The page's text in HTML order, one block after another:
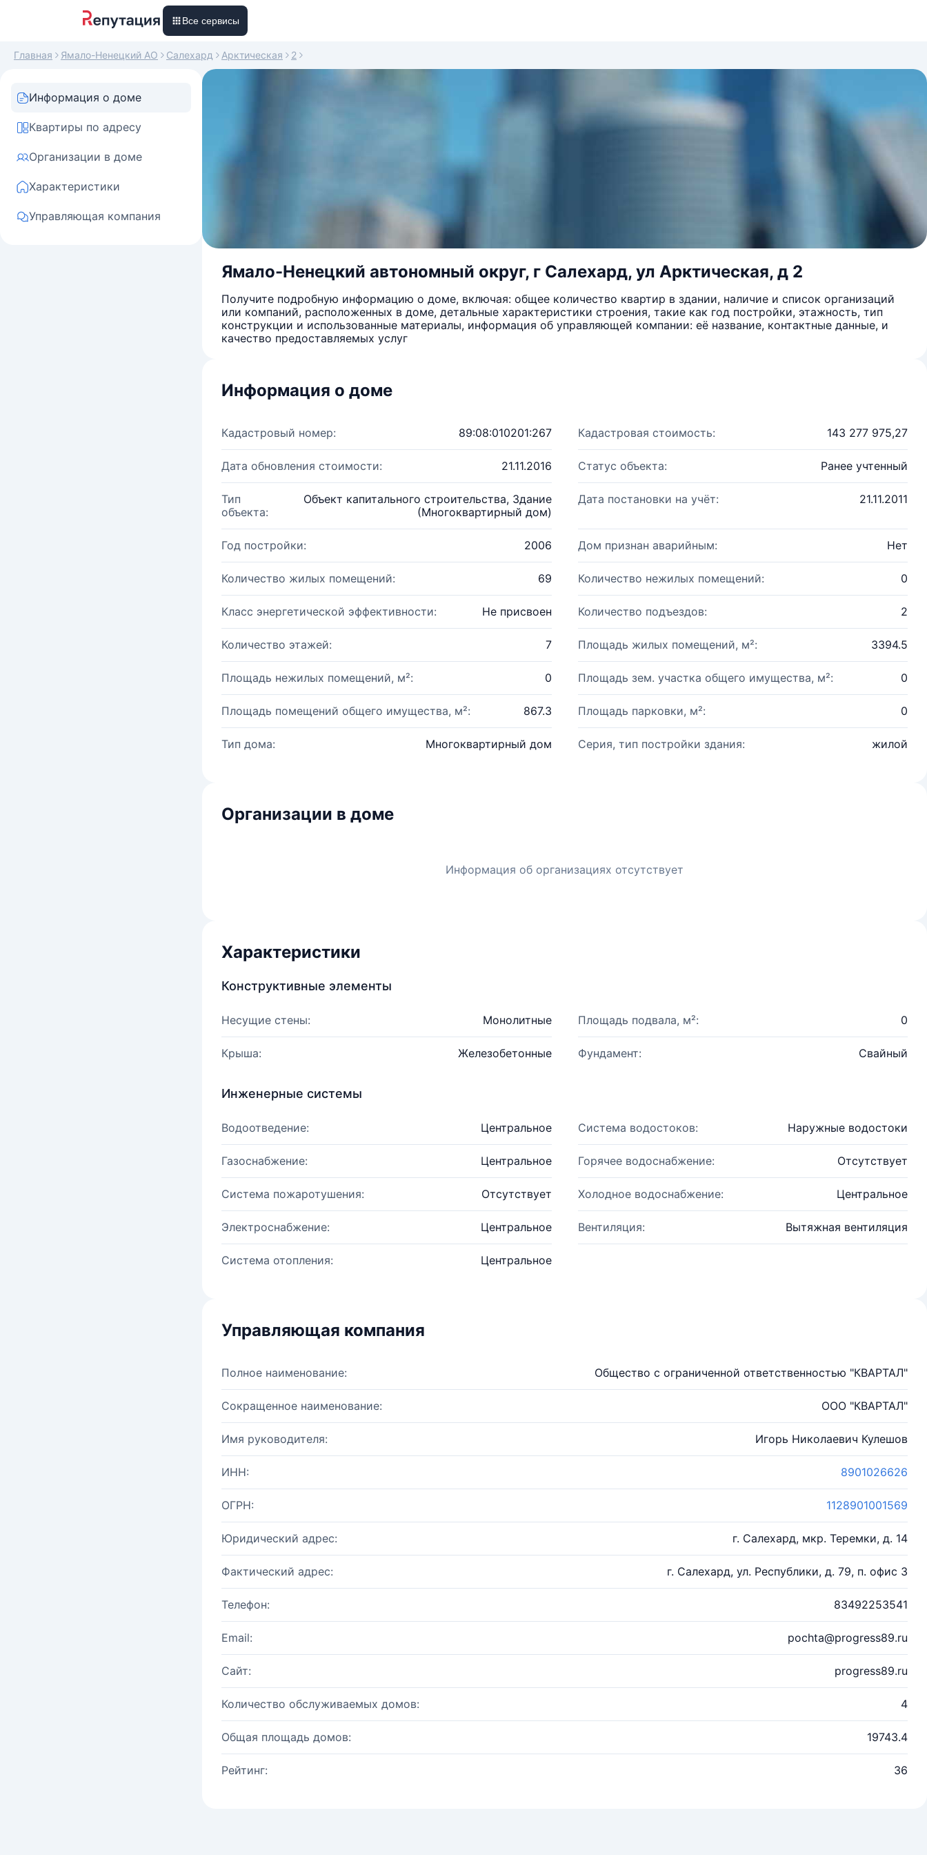
Все сервисы
Главная Ямало-Ненецкий АО Салехард Арктическая 2
Информация о доме
Квартиры по адресу
Организации в доме
Характеристики
Управляющая компания
Ямало-Ненецкий автономный округ, г Салехард, ул Арктическая, д 2
Получите подробную информацию о доме, включая: общее количество квартир в здании, наличие и список организаций
или компаний, расположенных в доме, детальные характеристики строения, такие как год постройки, этажность, тип
конструкции и использованные материалы, информация об управляющей компании: её название, контактные данные, и
качество предоставляемых услуг
Информация о доме
Кадастровый номер: 89:08:010201:267 Кадастровая стоимость: 143 277 975,27
Дата обновления стоимости: 21.11.2016 Статус объекта: Ранее учтенный
Тип
объекта:
Объект капитального строительства, Здание
(Многоквартирный дом)
Дата постановки на учёт: 21.11.2011
Год постройки: 2006 Дом признан аварийным: Нет
Количество жилых помещений: 69 Количество нежилых помещений: 0
Класс энергетической эффективности: Не присвоен Количество подъездов: 2
Количество этажей: 7 Площадь жилых помещений, м²: 3394.5
Площадь нежилых помещений, м²: 0 Площадь зем. участка общего имущества, м²: 0
Площадь помещений общего имущества, м²: 867.3 Площадь парковки, м²: 0
Тип дома: Многоквартирный дом Серия, тип постройки здания: жилой
Организации в доме
Информация об организациях отсутствует
Характеристики
Конструктивные элементы
Несущие стены: Монолитные Площадь подвала, м²: 0
Крыша: Железобетонные Фундамент: Свайный
Инженерные системы
Водоотведение: Центральное Система водостоков: Наружные водостоки
Газоснабжение: Центральное Горячее водоснабжение: Отсутствует
Система пожаротушения: Отсутствует Холодное водоснабжение: Центральное
Электроснабжение: Центральное Вентиляция: Вытяжная вентиляция
Система отопления: Центральное
Управляющая компания
Полное наименование: Общество с ограниченной ответственностью "КВАРТАЛ"
Сокращенное наименование: ООО "КВАРТАЛ"
Имя руководителя: Игорь Николаевич Кулешов
ИНН: 8901026626
ОГРН: 1128901001569
Юридический адрес: г. Салехард, мкр. Теремки, д. 14
Фактический адрес: г. Салехард, ул. Республики, д. 79, п. офис 3
Телефон: 83492253541
Email: pochta@progress89.ru
Сайт: progress89.ru
Количество обслуживаемых домов: 4
Общая площадь домов: 19743.4
Рейтинг: 36